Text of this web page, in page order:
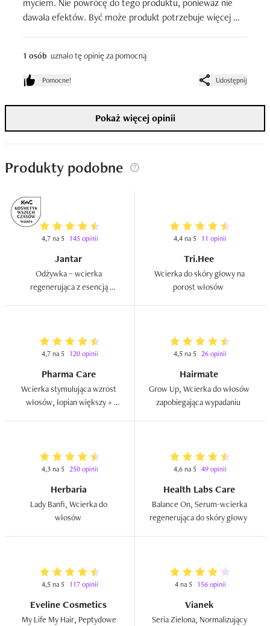
myciem. Nie powrócę do tego produktu, ponieważ nie
dawała efektów. Być może produkt potrzebuje więcej
1 osób uznało tę opinię za pomocną
Pomocne! Udostępnij
Pokaż więcej opinii
Produkty podobne
4,7 na 5 145 opinii
Jantar
Odżywka – wcierka
regenerująca z esencją
4,4 na 5 11 opinii
Tri.Hee
Wcierka do skóry głowy na
4,7 na 5 120 opinii
Pharma Care
Wcierka stymulująca wzrost
włosów, łopian większy +
4,5 na 5 26 opinii
Hairmate
Grow Up, Wcierka do włosów
4,3 na 5 250 opinii
Herbaria
Lady Banfi, Wcierka do
4,6 na 5 49 opinii
Health Labs Care
Balance On, Serum-wcierka
4,5 na 5 117 opinii
Eveline Cosmetics
My Life My Hair, Peptydowe
4 na 5 156 opinii
Vianek
Seria Zielona, Normalizujący